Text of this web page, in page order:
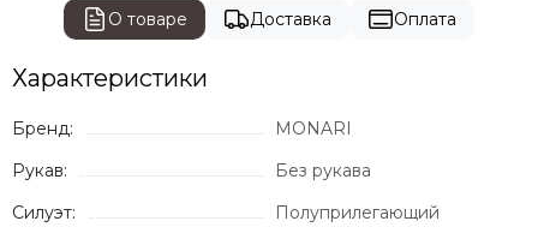
О товаре Доставка Оплата
Характеристики
Бренд:
MONARI
Рукав:
Без рукава
Силуэт:
Полуприлегающий